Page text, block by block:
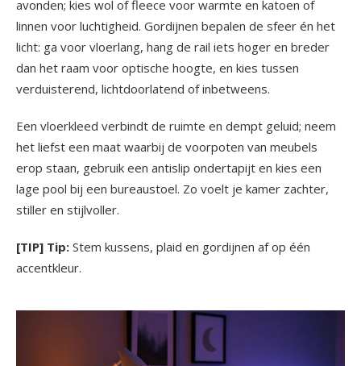
avonden; kies wol of fleece voor warmte en katoen of
linnen voor luchtigheid. Gordijnen bepalen de sfeer én het
licht: ga voor vloerlang, hang de rail iets hoger en breder
dan het raam voor optische hoogte, en kies tussen
verduisterend, lichtdoorlatend of inbetweens.
Een vloerkleed verbindt de ruimte en dempt geluid; neem
het liefst een maat waarbij de voorpoten van meubels
erop staan, gebruik een antislip ondertapijt en kies een
lage pool bij een bureaustoel. Zo voelt je kamer zachter,
stiller en stijlvoller.
[TIP] Tip: Stem kussens, plaid en gordijnen af op één
accentkleur.